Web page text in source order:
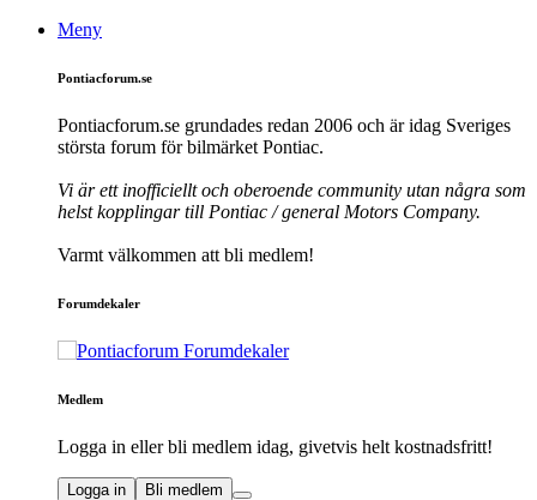
Meny
Pontiacforum.se
Pontiacforum.se grundades redan 2006 och är idag Sveriges
största forum för bilmärket Pontiac.
Vi är ett inofficiellt och oberoende community utan några som
helst kopplingar till Pontiac / general Motors Company.
Varmt välkommen att bli medlem!
Forumdekaler
Medlem
Logga in eller bli medlem idag, givetvis helt kostnadsfritt!
Logga in Bli medlem